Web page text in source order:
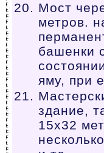
Мост
метров.
башенки
яму, при
здание,
15x32